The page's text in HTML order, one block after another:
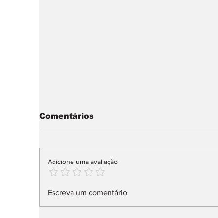
McMurtry Spéirling
Comentários
Adicione uma avaliação
Escreva um comentário